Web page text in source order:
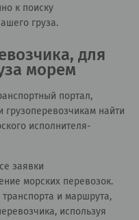
к поиску
груза.
для
морем
портал,
найти
исполнителя-
заявки
морских перевозок.
и маршрута,
используя